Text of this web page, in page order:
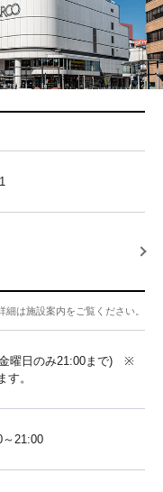
は施設案内をご覧ください。
曜日のみ21:00まで) ※
。
21:00